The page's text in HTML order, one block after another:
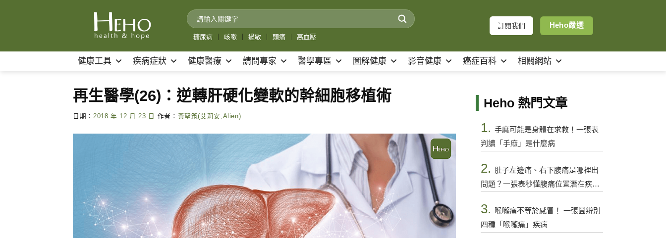
糖尿病 咳嗽 過敏 頭痛 高血壓
訂閱我們 Heho嚴選
健康工具 疾病症狀 健康醫療 請問專家 醫學專區 圖解健康 影音健康 癌症百科 相關網站
再生醫學(26)：逆轉肝硬化變軟的幹細胞移植術
日期： 2018 年 12 月 23 日 作者： 黃聖筑(艾莉安,Alien)
Heho 熱門文章
1. 手麻可能是身體在求救！一張表
判讀「手麻」是什麼病
2. 肚子左邊痛、右下腹痛是哪裡出
問題？一張表秒懂腹痛位置潛在疾病
3.
喉嚨痛不等於感冒！ 一張圖辨別
四種「喉嚨痛」疾病